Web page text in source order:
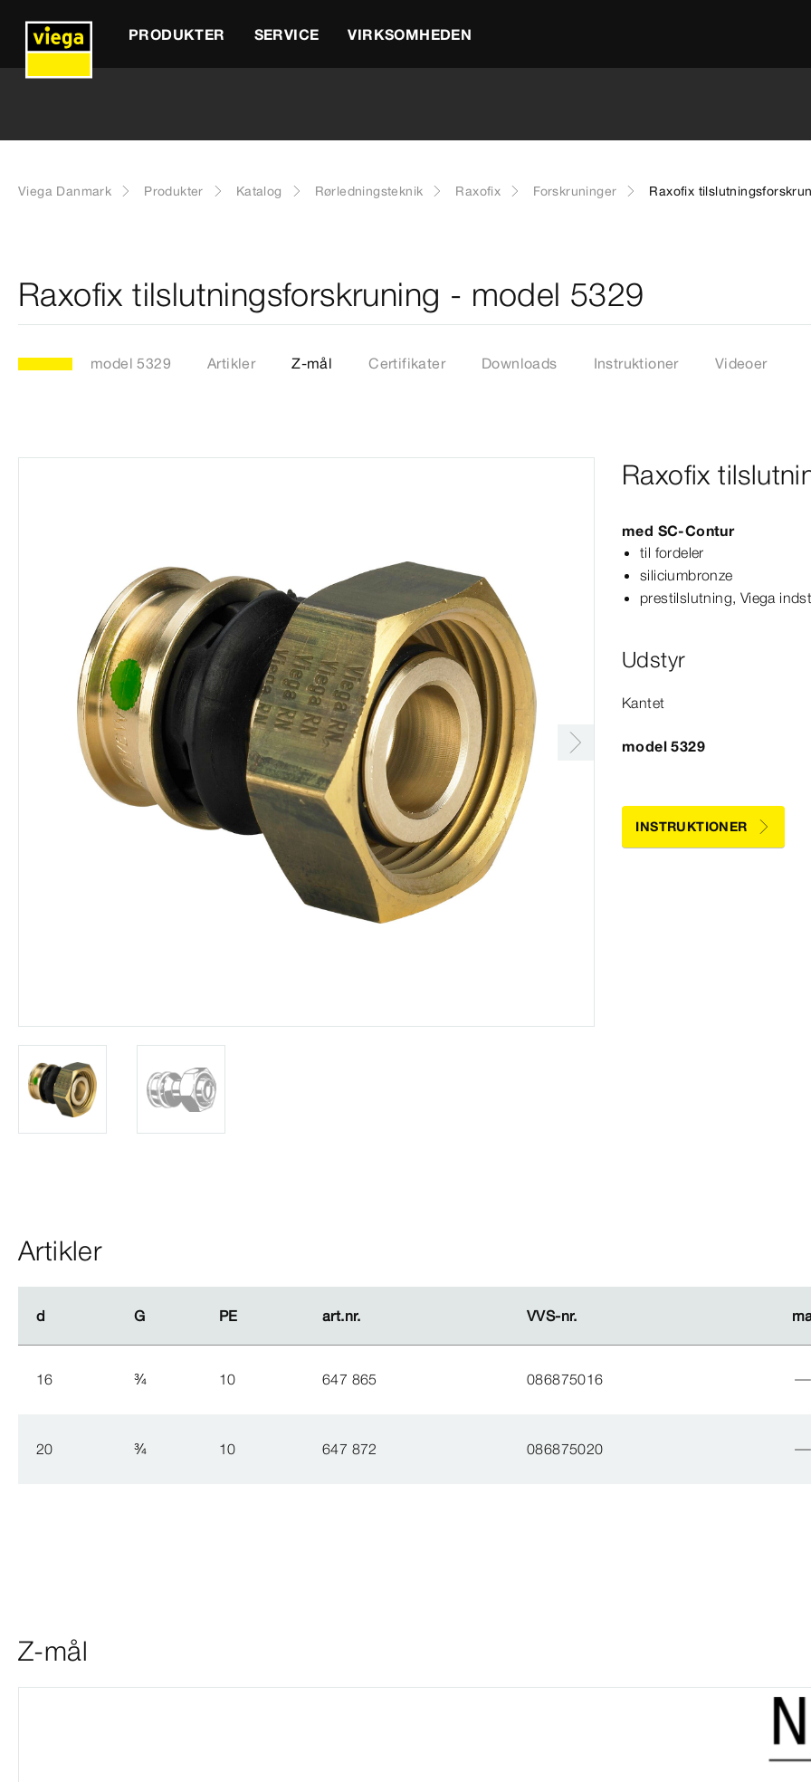
PRODUKTER SERVICE VIRKSOMHEDEN
Viega Danmark Produkter Katalog Rørledningsteknik Raxofix Forskruninger Raxofix
Raxofix tilslutningsforskruning - model 5329
model 5329 Artikler Z-mål Certifikater Downloads Instruktioner Videoer
Raxofix
med SC‑Contur
til fordeler
siliciumbronze
prestilslutning, Viega
Udstyr
Kantet
model 5329
INSTRUKTIONER
Artikler
d G PE art.nr. VVS-​nr.
d G PE art.nr. VVS-​nr.
16 ¾ 10 647 865 086875016
20 ¾ 10 647 872 086875020
Z-mål